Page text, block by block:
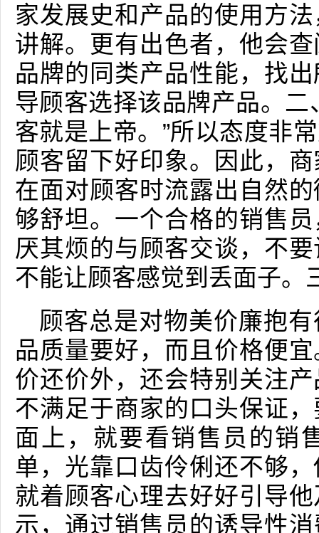
家发展史和产品的使用方
讲解。更有出色者，他会
品牌的同类产品性能，找
导顾客选择该品牌产品。
客就是上帝。”所以态度非
顾客留下好印象。因此，
在面对顾客时流露出自然
够舒坦。一个合格的销售
厌其烦的与顾客交谈，不
不能让顾客感觉到丢面子。
顾客总是对物美价廉抱
品质量要好，而且价格便
价还价外，还会特别关注
不满足于商家的口头保证
面上，就要看销售员的销
单，光靠口齿伶俐还不够
就着顾客心理去好好引导
示，通过销售员的诱导性